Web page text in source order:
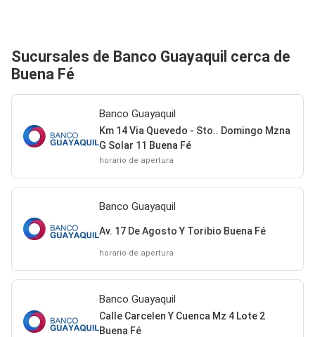
Sucursales de Banco Guayaquil cerca de
Buena Fé
Banco Guayaquil
Km 14 Via Quevedo - Sto.. Domingo Mzna
G Solar 11 Buena Fé
horario de apertura
Banco Guayaquil
Av. 17 De Agosto Y Toribio Buena Fé
horario de apertura
Banco Guayaquil
Calle Carcelen Y Cuenca Mz 4 Lote 2
Buena Fé